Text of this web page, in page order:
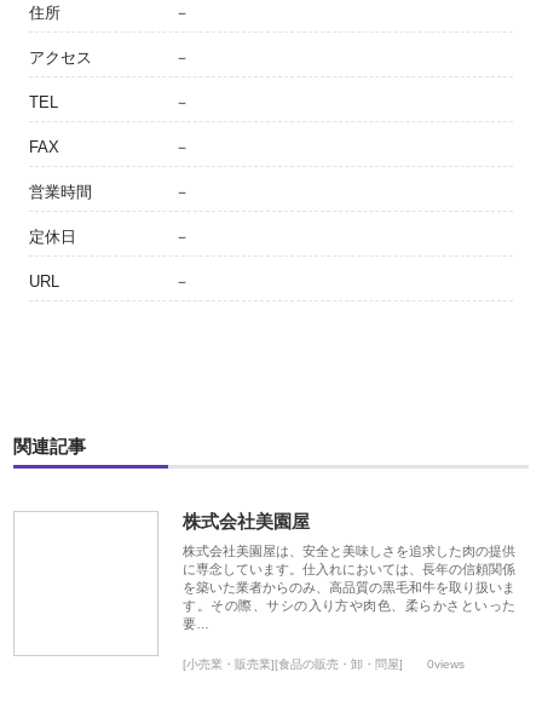
住所 －
アクセス －
TEL －
FAX －
営業時間 －
定休日 －
URL －
関連記事
株式会社美園屋
株式会社美園屋は、安全と美味しさを追求した肉の提供
に専念しています。仕入れにおいては、長年の信頼関係
を築いた業者からのみ、高品質の黒毛和牛を取り扱いま
す。その際、サシの入り方や肉色、柔らかさといった
要…
[小売業・販売業][食品の販売・卸・問屋] 0views